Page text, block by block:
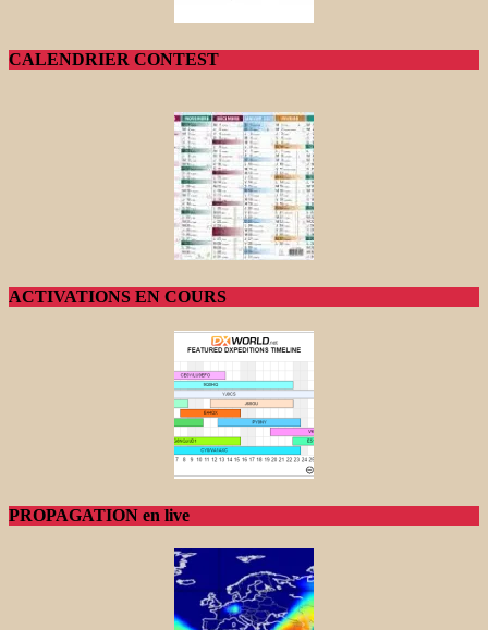
CALENDRIER CONTEST
ACTIVATIONS EN COURS
PROPAGATION en live